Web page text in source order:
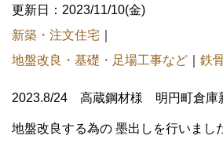
更新日：2023/11/10(金)
新築・注文住宅
地盤改良・基礎・足場工事など
鉄
2023.8/24 高蔵鋼材様 明円町倉庫
地盤改良する為の 墨出しを行いまし